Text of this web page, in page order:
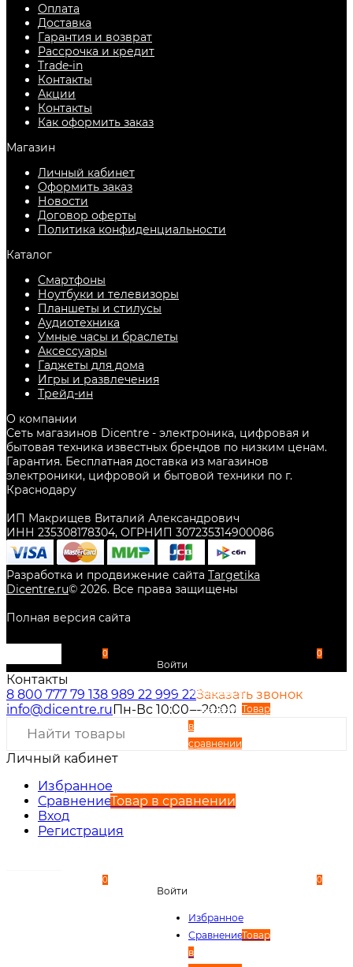
Оплата
Доставка
Гарантия и возврат
Рассрочка и кредит
Trade-in
Контакты
Акции
Контакты
Как оформить заказ
Магазин
Личный кабинет
Оформить заказ
Новости
Договор оферты
Политика конфиденциальности
Каталог
Смартфоны
Ноутбуки и телевизоры
Планшеты и стилусы
Аудиотехника
Умные часы и браслеты
Аксессуары
Гаджеты для дома
Игры и развлечения
Трейд-ин
О компании
Сеть магазинов Dicentre - электроника, цифровая и
бытовая техника известных брендов по низким ценам.
Гарантия. Бесплатная доставка из магазинов
электроники, цифровой и бытовой техники по г.
Краснодару
ИП Макрищев Виталий Александрович
ИНН 235308178304, ОГРНИП 307235314900086
Разработка и продвижение сайта Targetika
Dicentre.ru© 2026. Все права защищены
Полная версия сайта
0
Войти
Избранное
Сравнение Товар
в
сравнении
0
Контакты
8 800 777 79 138 989 22 999 22Заказать звонок
info@dicentre.ruПн-Вс 10:00—20:00
Личный кабинет
Избранное
СравнениеТовар в сравнении
Вход
Регистрация
0
Войти
Избранное
СравнениеТовар
в
0